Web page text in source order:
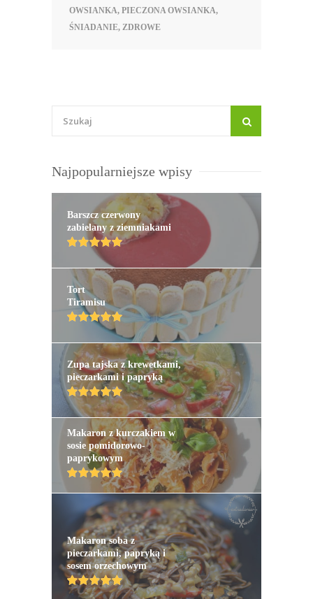
OWSIANKA, PIECZONA OWSIANKA,
ŚNIADANIE, ZDROWE
Najpopularniejsze wpisy
Barszcz czerwony
zabielany z ziemniakami
Tort
Tiramisu
Zupa tajska z krewetkami,
pieczarkami i papryką
Makaron z kurczakiem w
sosie pomidorowo-
paprykowym
Makaron soba z
pieczarkami, papryką i
sosem orzechowym